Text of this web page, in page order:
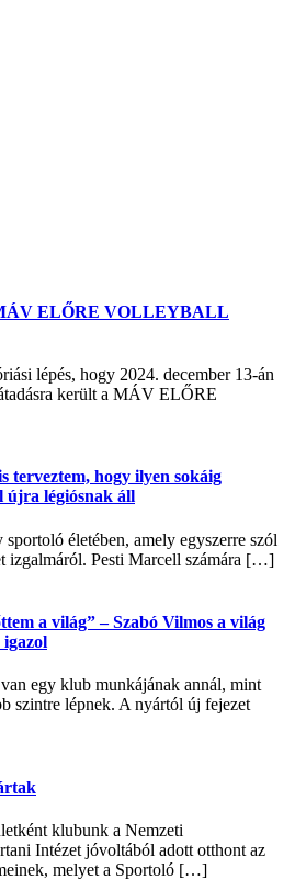
ELŐRE VOLLEYBALL
lépés, hogy 2024. december 13-án
került a MÁV ELŐRE
terveztem, hogy ilyen sokáig
újra légiósnak áll
életében, amely egyszerre szól
izgalmáról. Pesti Marcell számára […]
a világ” – Szabó Vilmos a világ
igazol
egy klub munkájának annál, mint
szintre lépnek. A nyártól új fejezet
klubunk a Nemzeti
Intézet jóvoltából adott otthont az
melyet a Sportoló […]